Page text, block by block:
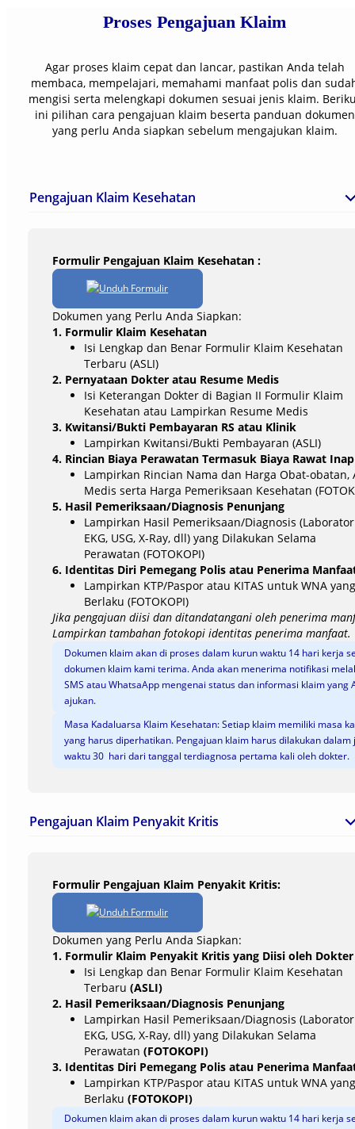
Proses Pengajuan Klaim
Agar proses klaim cepat dan lancar, pastikan Anda telah
membaca, mempelajari, memahami manfaat polis dan
mengisi serta melengkapi dokumen sesuai jenis klaim.
ini pilihan cara pengajuan klaim beserta panduan dokumen
yang perlu Anda siapkan sebelum mengajukan klaim.
Pengajuan Klaim Kesehatan
Formulir Pengajuan Klaim Kesehatan :
Unduh Formulir
Dokumen yang Perlu Anda Siapkan:
1. Formulir Klaim Kesehatan
Isi Lengkap dan Benar Formulir Klaim Kesehatan
Terbaru (ASLI)
2. Pernyataan Dokter atau Resume Medis
Isi Keterangan Dokter di Bagian II Formulir Klaim
Kesehatan atau Lampirkan Resume Medis
3. Kwitansi/Bukti Pembayaran RS atau Klinik
Lampirkan Kwitansi/Bukti Pembayaran (ASLI)
4. Rincian Biaya Perawatan Termasuk Biaya Rawat Inap
Lampirkan Rincian Nama dan Harga Obat-obatan,
Medis serta Harga Pemeriksaan Kesehatan
5. Hasil Pemeriksaan/Diagnosis Penunjang
Lampirkan Hasil Pemeriksaan/Diagnosis
EKG, USG, X-Ray, dll) yang Dilakukan Selama
Perawatan (FOTOKOPI)
6. Identitas Diri Pemegang Polis atau Penerima
Lampirkan KTP/Paspor atau KITAS untuk WNA
Berlaku (FOTOKOPI)
Jika pengajuan diisi dan ditandatangani oleh penerima
Lampirkan tambahan fotokopi identitas penerima manfaat.
Dokumen klaim akan di proses dalam kurun waktu 14 hari kerja
dokumen klaim kami terima. Anda akan menerima notifikasi
SMS atau WhatsaApp mengenai status dan informasi klaim yang
ajukan.
Masa Kadaluarsa Klaim Kesehatan: Setiap klaim memiliki masa
yang harus diperhatikan. Pengajuan klaim harus dilakukan dalam
waktu 30 hari dari tanggal terdiagnosa pertama kali oleh dokter.
Pengajuan Klaim Penyakit Kritis
Formulir Pengajuan Klaim Penyakit Kritis:
Unduh Formulir
Dokumen yang Perlu Anda Siapkan:
1. Formulir Klaim Penyakit Kritis yang Diisi oleh Dokter
Isi Lengkap dan Benar Formulir Klaim Kesehatan
Terbaru (ASLI)
2. Hasil Pemeriksaan/Diagnosis Penunjang
Lampirkan Hasil Pemeriksaan/Diagnosis
EKG, USG, X-Ray, dll) yang Dilakukan Selama
Perawatan (FOTOKOPI)
3. Identitas Diri Pemegang Polis atau Penerima
Lampirkan KTP/Paspor atau KITAS untuk WNA
Berlaku (FOTOKOPI)
Dokumen klaim akan di proses dalam kurun waktu 14 hari kerja